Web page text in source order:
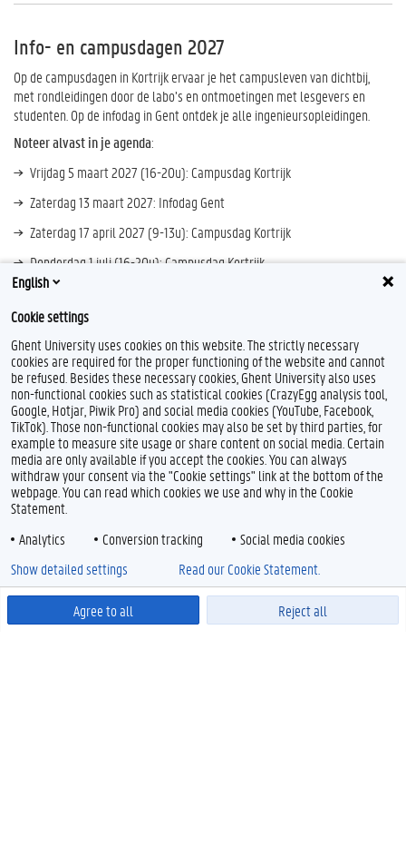
Info- en campusdagen 2027
Op de campusdagen in Kortrijk ervaar je het campusleven van dichtbij,
met rondleidingen door de labo’s en ontmoetingen met lesgevers en
studenten. Op de infodag in Gent ontdek je alle ingenieursopleidingen.
Noteer alvast in je agenda:
Vrijdag 5 maart 2027 (16-20u): Campusdag Kortrijk
Zaterdag 13 maart 2027: Infodag Gent
Zaterdag 17 april 2027 (9-13u): Campusdag Kortrijk
Donderdag 1 juli (16-20u): Campusdag Kortrijk
English
Cookie settings
Ghent University uses cookies on this website. The strictly necessary
cookies are required for the proper functioning of the website and cannot
be refused. Besides these necessary cookies, Ghent University also uses
non-functional cookies such as statistical cookies (CrazyEgg analysis tool,
Google, Hotjar, Piwik Pro) and social media cookies (YouTube, Facebook,
TikTok). Those non-functional cookies may also be set by third parties, for
example to measure site usage or share content on social media. Certain
media are only available if you accept the cookies. You can always
withdraw your consent via the "Cookie settings" link at the bottom of the
webpage. You can read which cookies we use and why in the Cookie
Statement.
Analytics
Conversion tracking Social media cookies
Agree to all Reject all
Show detailed settings Read our Cookie Statement.